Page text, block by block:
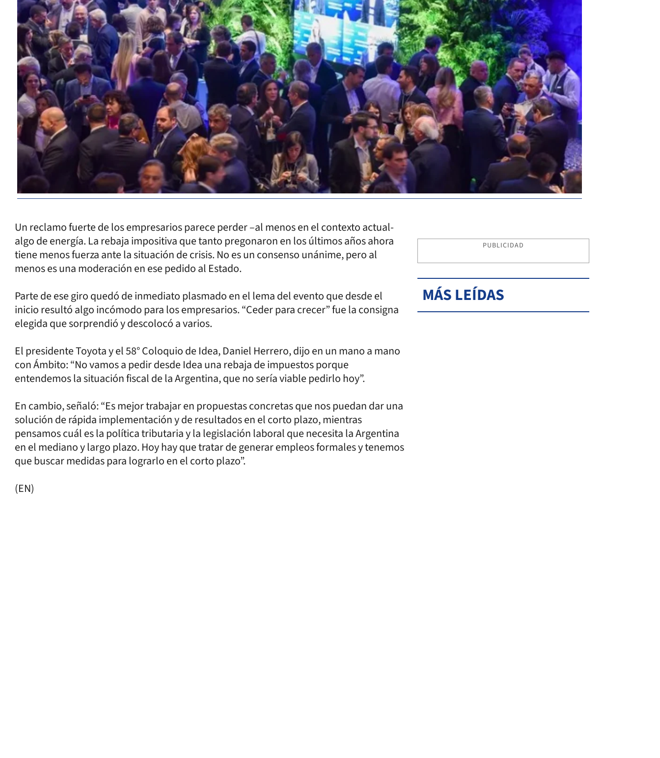
Un reclamo fuerte de los empresarios parece perder –al menos en el contexto actual-
algo de energía. La rebaja impositiva que tanto pregonaron en los últimos años ahora
tiene menos fuerza ante la situación de crisis. No es un consenso unánime, pero al
menos es una moderación en ese pedido al Estado.
Parte de ese giro quedó de inmediato plasmado en el lema del evento que desde el
inicio resultó algo incómodo para los empresarios. “Ceder para crecer” fue la consigna
elegida que sorprendió y descolocó a varios.
El presidente Toyota y el 58° Coloquio de Idea, Daniel Herrero, dijo en un mano a mano
con Ámbito: “No vamos a pedir desde Idea una rebaja de impuestos porque
entendemos la situación fiscal de la Argentina, que no sería viable pedirlo hoy”.
En cambio, señaló: “Es mejor trabajar en propuestas concretas que nos puedan dar una
solución de rápida implementación y de resultados en el corto plazo, mientras
pensamos cuál es la política tributaria y la legislación laboral que necesita la Argentina
en el mediano y largo plazo. Hoy hay que tratar de generar empleos formales y tenemos
que buscar medidas para lograrlo en el corto plazo”.
(EN)
PUBLICIDAD
MÁS LEÍDAS